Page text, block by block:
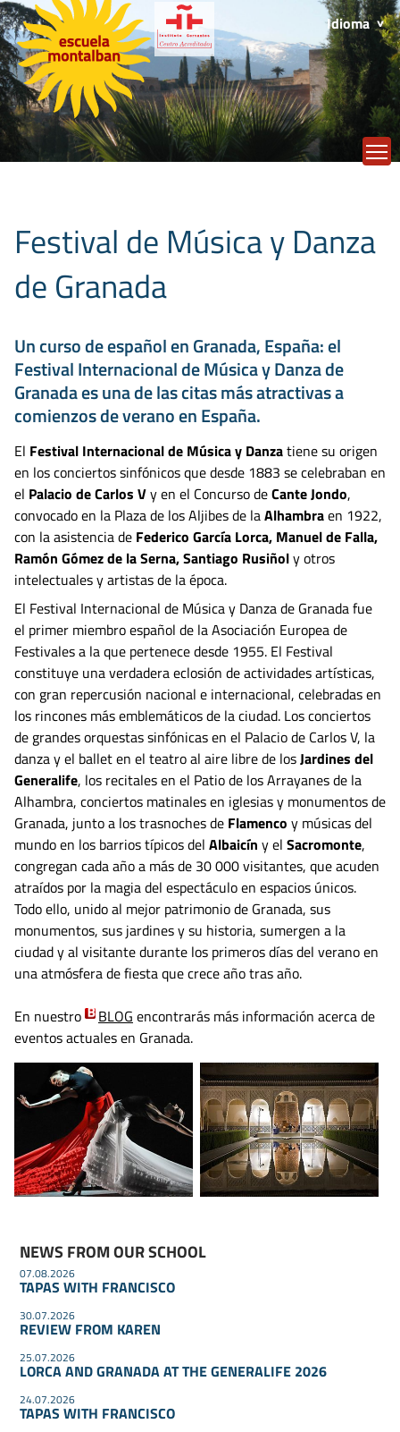
Idioma
Festival de Música y Danza
de Granada
Un curso de español en Granada, España: el
Festival Internacional de Música y Danza de
Granada es una de las citas más atractivas a
comienzos de verano en España.
El Festival Internacional de Música y Danzatiene su origen
en los conciertos sinfónicos que desde 1883 se celebraban en
el Palacio de Carlos Vy en el Concurso deCante Jondo,
convocado en la Plaza de los Aljibes de laAlhambraen 1922,
con la asistencia de Federico García Lorca, Manuel de Falla,
Ramón Gómez de la Serna, Santiago Rusiñoly otros
intelectuales y artistas de la época.
El Festival Internacional de Música y Danza de Granada fue
el primer miembro español de la Asociación Europea de
Festivales a la que pertenece desde 1955. El Festival
constituye una verdadera eclosión de actividades artísticas,
con gran repercusión nacional e internacional, celebradas en
los rincones más emblemáticos de la ciudad. Los conciertos
de grandes orquestas sinfónicas en el Palacio de Carlos V, la
danza y el ballet en el teatro al aire libre de losJardines del
Generalife, los recitales en el Patio de los Arrayanes de la
Alhambra, conciertos matinales en iglesias y monumentos de
Granada, junto a los trasnoches de Flamenco y músicas del
mundo en los barrios típicos del Albaicín y el Sacromonte,
congregan cada año a más de 30 000 visitantes, que acuden
atraídos por la magia del espectáculo en espacios únicos.
Todo ello, unido al mejor patrimonio de Granada, sus
monumentos, sus jardines y su historia, sumergen a la
ciudad y al visitante durante los primeros días del verano en
una atmósfera de fiesta que crece año tras año.
En nuestro
BLOG encontrarás más información acerca de
eventos actuales en Granada.
NEWS FROM OUR SCHOOL
07.08.2026
TAPAS WITH FRANCISCO
30.07.2026
REVIEW FROM KAREN
25.07.2026
LORCA AND GRANADA AT THE GENERALIFE 2026
24.07.2026
TAPAS WITH FRANCISCO